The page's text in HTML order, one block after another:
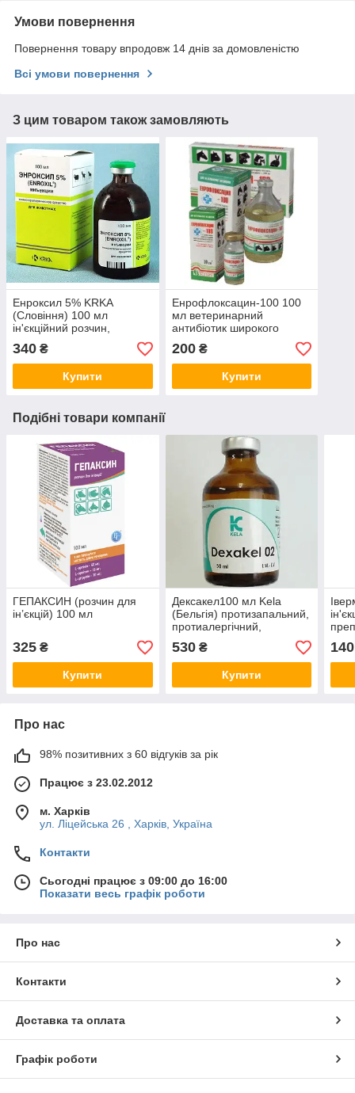
Умови повернення
Повернення товару впродовж 14 днів за домовленістю
Всі умови повернення
З цим товаром також замовляють
Енроксил 5% KRKA
(Словіння) 100 мл
ін'єкційний розчин,
антибіотик широкого
спектра дії
340 ₴
Купити
Енрофлоксацин-100 100
мл ветеринарний
антибіотик широкого
спектра дії
200₴
Купити
Подібні товари компанії
ГЕПАКСИН (розчин для
ін’єкцій) 100 мл
325 ₴
Купити
Дексакел100 мл Kela
(Бельгія) протизапальний,
протиалергічний,
антистресовий препарат
530₴
Купити
140
Про нас
98% позитивних з 60 відгуків за рік
Працює з 23.02.2012
м. Харків
ул. Ліцейська 26 , Харків, Україна
Контакти
Сьогодні працює з 09:00 до 16:00
Показати весь графік роботи
Про нас
Контакти
Доставка та оплата
Графік роботи